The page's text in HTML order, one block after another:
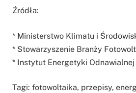
Źródła:
* Ministerstwo Klimatu i
* Stowarzyszenie Branży
* Instytut Energetyki Odnawialnej
Tagi: fotowoltaika, przepisy,